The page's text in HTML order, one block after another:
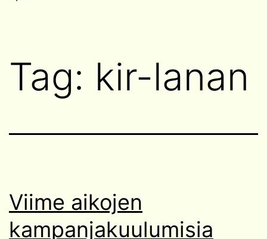
Tag: kir-lanan
Viime aikojen
kampanjakuulumisia